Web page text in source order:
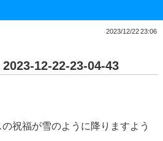
2023/12/22 23:06
12-22-23-04-43
祝福が雪のように降りますよう